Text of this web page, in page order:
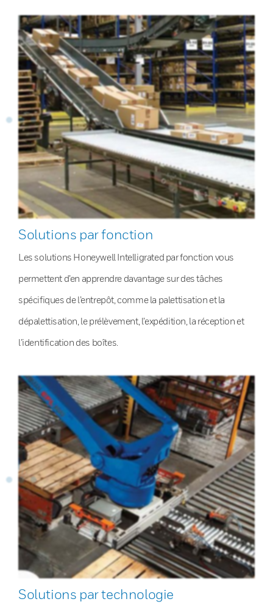
Solutions par fonction
Les solutions Honeywell Intelligrated par fonction vous
permettent d’en apprendre davantage sur des tâches
spécifiques de l’entrepôt, comme la palettisation et la
dépalettisation, le prélèvement, l’expédition, la réception et
l’identification des boîtes.
Solutions par technologie